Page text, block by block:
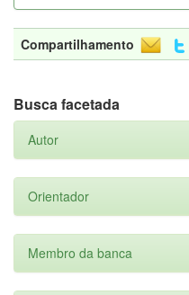
Compartilhamento
Busca facetada
Autor
Orientador
Membro da banca